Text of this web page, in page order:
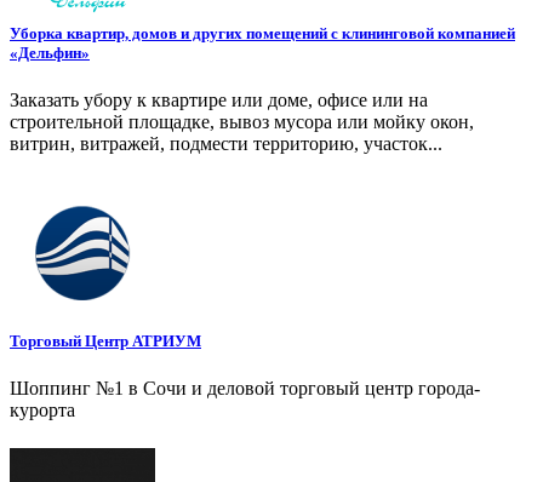
Уборка квартир, домов и других помещений с клининговой компанией
«Дельфин»
Заказать убору к квартире или доме, офисе или на
строительной площадке, вывоз мусора или мойку окон,
витрин, витражей, подмести территорию, участок...
Торговый Центр АТРИУМ
Шоппинг №1 в Сочи и деловой торговый центр города-
курорта